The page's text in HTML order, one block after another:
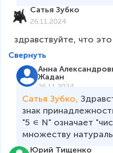
Сатья Зубко
26.11.2024
здравствуйте, что это
Свернуть
Анна
Жадан
26.11.2024
Сатья Зубко,
знак
"5 ∊ N" означает
множеству
Юрий Тищенко